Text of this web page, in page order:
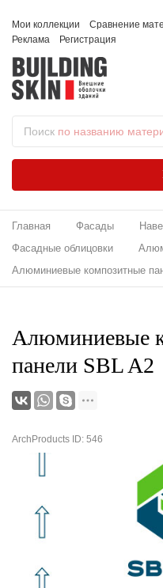
Мои коллекции Сравнение
Реклама
Регистрация
Поиск по названию
Главная Фасады
Фасадные облицовки
Алюминиевые композитные
Алюминиевые
панели SBL A2
ArchProducts ID: 546